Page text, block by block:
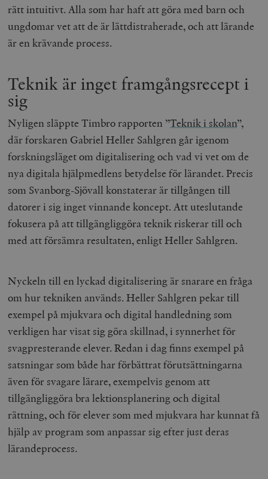
rätt intuitivt. Alla som har haft att göra med barn och
ungdomar vet att de är lättdistraherade, och att lärande
är en krävande process.
Teknik är inget framgångsrecept i
sig
Nyligen släppte Timbro rapporten ”Teknik i skolan”,
där forskaren Gabriel Heller Sahlgren går igenom
forskningsläget om digitalisering och vad vi vet om de
nya digitala hjälpmedlens betydelse för lärandet. Precis
som Svanborg-Sjövall konstaterar är tillgången till
datorer i sig inget vinnande koncept. Att uteslutande
fokusera på att tillgängliggöra teknik riskerar till och
med att försämra resultaten, enligt Heller Sahlgren.
Nyckeln till en lyckad digitalisering är snarare en fråga
om hur tekniken används. Heller Sahlgren pekar till
exempel på mjukvara och digital handledning som
verkligen har visat sig göra skillnad, i synnerhet för
svagpresterande elever. Redan i dag finns exempel på
satsningar som både har förbättrat förutsättningarna
även för svagare lärare, exempelvis genom att
tillgängliggöra bra lektionsplanering och digital
rättning, och för elever som med mjukvara har kunnat få
hjälp av program som anpassar sig efter just deras
lärandeprocess.